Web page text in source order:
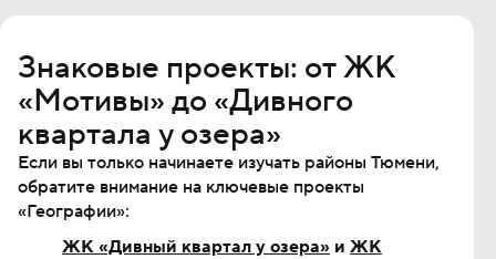
Знаковые проекты: от ЖК
«Мотивы» до «Дивного
квартала у озера»
Если вы только начинаете изучать районы Тюмени,
обратите внимание на ключевые проекты
«Географии»:
ЖК «Дивный квартал у озера» и ЖК